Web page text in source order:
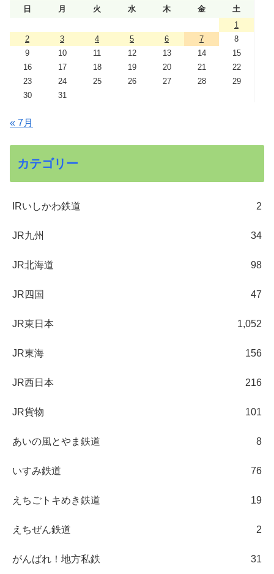
日 月 火 水 木 金
土
1
2
3 4 5 6 7
8
9
10 11 12 13 14
15
16
17 18 19 20 21
22
23
24 25 26 27 28
29
30
31
« 7月
カテゴリー
IRいしかわ鉄道 2
JR九州 34
JR北海道 98
JR四国 47
JR東日本 1,052
JR東海 156
JR西日本 216
JR貨物 101
あいの風とやま鉄道 8
いすみ鉄道 76
えちごトキめき鉄道 19
えちぜん鉄道 2
がんばれ！地方私鉄 31